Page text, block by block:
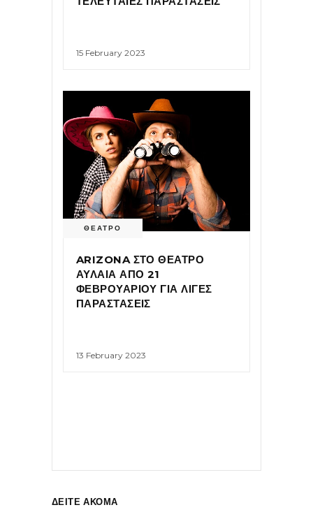
15 February 2023
ΘΕΑΤΡΟ
ARIZONA ΣΤΟ ΘΕΑΤΡΟ
ΑΥΛΑΙΑ ΑΠΟ 21
ΦΕΒΡΟΥΑΡΙΟΥ ΓΙΑ ΛΙΓΕΣ
ΠΑΡΑΣΤΑΣΕΙΣ
13 February 2023
ΔΕΙΤΕ ΑΚΟΜΑ